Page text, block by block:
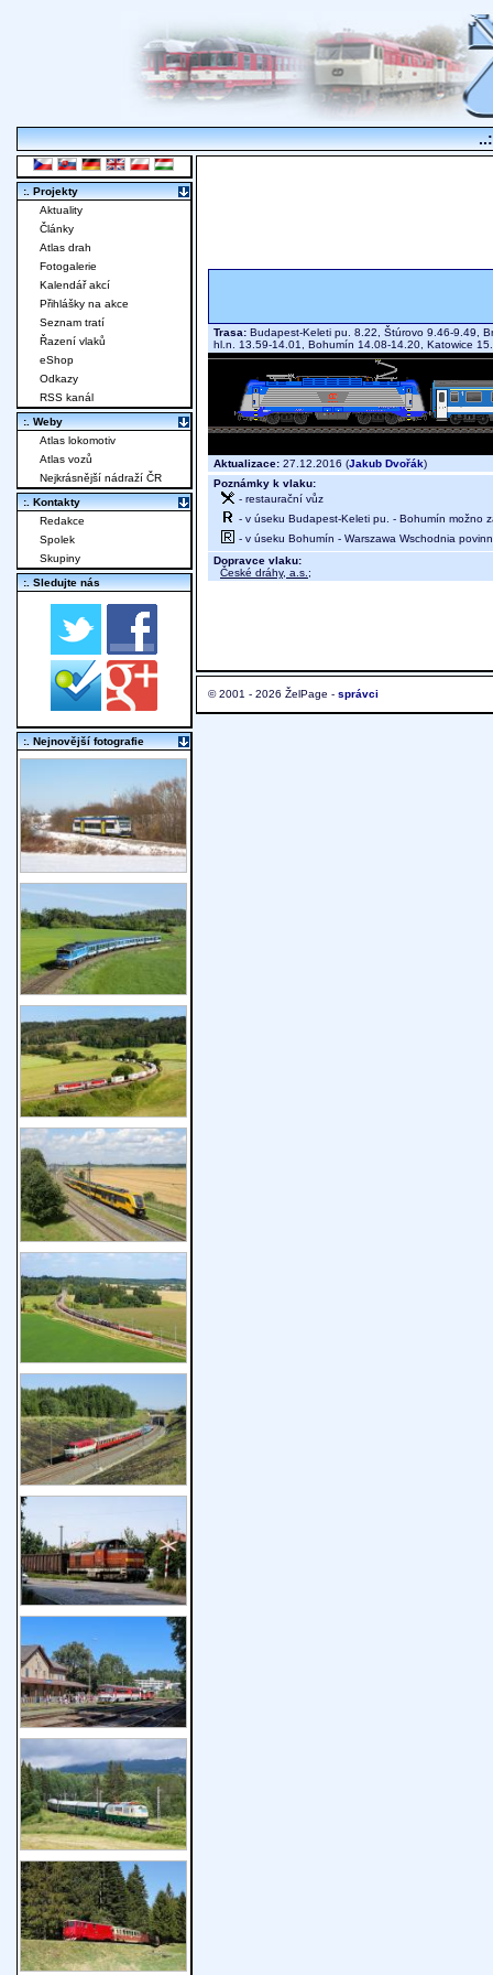
Trasa: Budapest-Keleti pu. 8.22, Štúrovo 9.46-9.49,
hl.n. 13.59-14.01, Bohumín 14.08-14.20, Katowice
Aktualizace: 27.12.2016 (Jakub Dvořák)
Poznámky k vlaku:
- restaurační vůz
- v úseku Budapest-Keleti pu. - Bohumín možno
- v úseku Bohumín - Warszawa Wschodnia
Dopravce vlaku:
České dráhy, a.s. ;
© 2001 - 2026 ŽelPage - správci
:. Projekty
Aktuality
Články
Atlas drah
Fotogalerie
Kalendář akcí
Přihlášky na akce
Seznam tratí
Řazení vlaků
eShop
Odkazy
RSS kanál
:. Weby
Atlas lokomotiv
Atlas vozů
Nejkrásnější nádraží ČR
:. Kontakty
Redakce
Spolek
Skupiny
:. Sledujte nás
:. Nejnovější fotografie